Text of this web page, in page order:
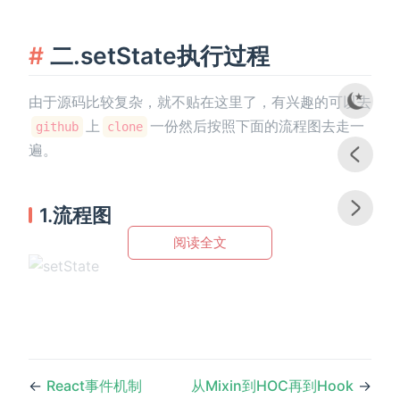
二.setState执行过程
由于源码比较复杂，就不贴在这里了，有兴趣的可以去
github 上 clone 一份然后按照下面的流程图去走一
遍。
1.流程图
阅读全文
← React事件机制 从Mixin到HOC再到Hook →